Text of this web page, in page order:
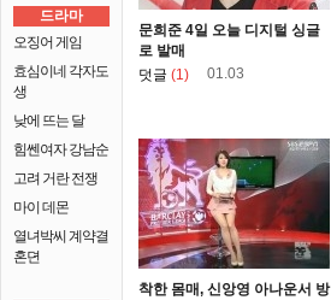
드라마
오징어 게임
효심이네 각자도
생
낮에 뜨는 달
힘쎈여자 강남순
고려 거란 전쟁
마이 데몬
열녀박씨 계약결
혼뎐
문희준 4일 오늘 디지털 싱글
로 발매
덧글 (1) 01.03
착한 몸매, 신앙영 아나운서 방